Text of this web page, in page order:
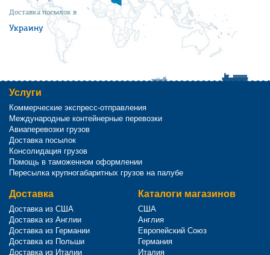
Доставка посылок в
Украину
Услуги
Коммерческие экспресс-отправления
Международные контейнерные перевозки
Авиаперевозки грузов
Доставка посылок
Консолидация грузов
Помощь в таможенном оформлении
Пересылка крупногабаритных грузов на палубе
Доставка
Доставка из США
Доставка из Англии
Доставка из Германии
Доставка из Польши
Доставка из Италии
Каталоги магазинов
США
Англия
Европейский Союз
Германия
Италия